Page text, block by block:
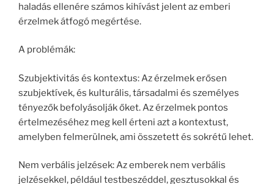
haladás ellenére számos kihívást jelent az emberi
érzelmek átfogó megértése.
A problémák:
Szubjektivitás és kontextus: Az érzelmek erősen
szubjektívek, és kulturális, társadalmi és személyes
tényezők befolyásolják őket. Az érzelmek pontos
értelmezéséhez meg kell érteni azt a kontextust,
amelyben felmerülnek, ami összetett és sokrétű lehet.
Nem verbális jelzések: Az emberek nem verbális
jelzésekkel, például testbeszéddel, gesztusokkal és